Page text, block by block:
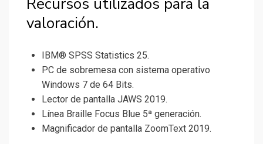
valoración.
IBM® SPSS Statistics 25.
PC de sobremesa con sistema operativo
Windows 7 de 64 Bits.
Lector de pantalla JAWS 2019.
Línea Braille Focus Blue 5ª generación.
Magnificador de pantalla ZoomText 2019.